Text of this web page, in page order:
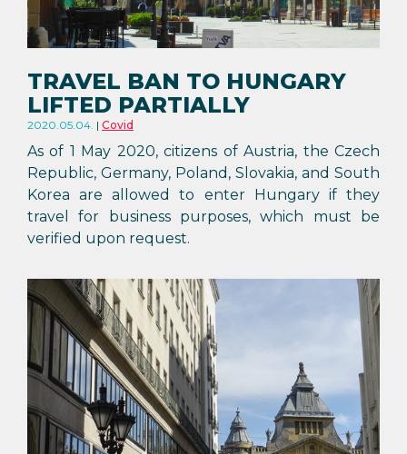
TRAVEL BAN TO HUNGARY
LIFTED PARTIALLY
2020.05.04. Covid
As of 1 May 2020, citizens of Austria, the Czech
Republic, Germany, Poland, Slovakia, and South
Korea are allowed to enter Hungary if they
travel for business purposes, which must be
verified upon request.